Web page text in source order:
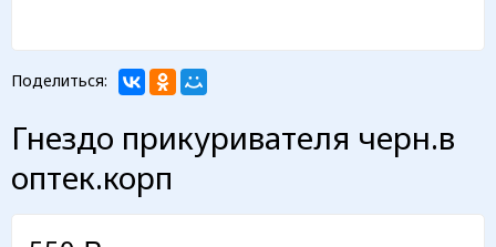
Поделиться:
Гнездо прикуривателя черн.в
оптек.корп